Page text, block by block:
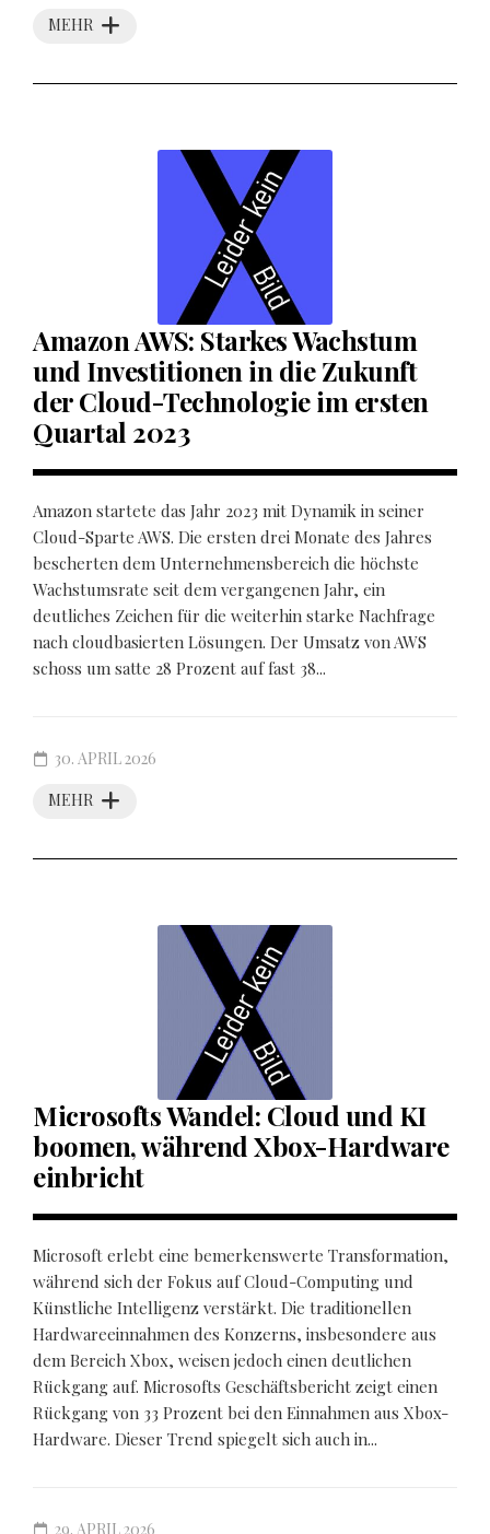
MEHR
Amazon AWS: Starkes Wachstum
und Investitionen in die Zukunft
der Cloud-Technologie im ersten
Quartal 2023
Amazon startete das Jahr 2023 mit Dynamik in seiner
Cloud-Sparte AWS. Die ersten drei Monate des Jahres
bescherten dem Unternehmensbereich die höchste
Wachstumsrate seit dem vergangenen Jahr, ein
deutliches Zeichen für die weiterhin starke Nachfrage
nach cloudbasierten Lösungen. Der Umsatz von AWS
schoss um satte 28 Prozent auf fast 38...
MEHR
30. APRIL 2026
Microsofts Wandel: Cloud und KI
boomen, während Xbox-Hardware
einbricht
Microsoft erlebt eine bemerkenswerte Transformation,
während sich der Fokus auf Cloud-Computing und
Künstliche Intelligenz verstärkt. Die traditionellen
Hardwareeinnahmen des Konzerns, insbesondere aus
dem Bereich Xbox, weisen jedoch einen deutlichen
Rückgang auf. Microsofts Geschäftsbericht zeigt einen
Rückgang von 33 Prozent bei den Einnahmen aus Xbox-
Hardware. Dieser Trend spiegelt sich auch in...
29. APRIL 2026